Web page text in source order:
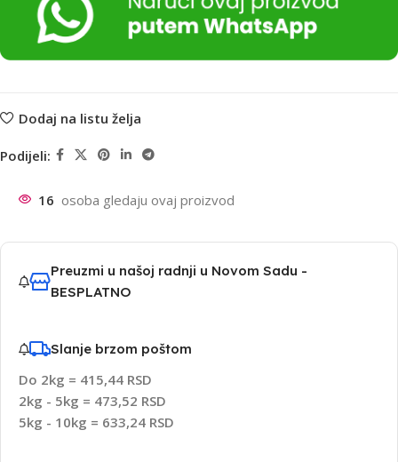
Dodaj na listu želja
Podijeli:
16 osoba gledaju ovaj proizvod
Preuzmi u našoj radnji u Novom Sadu -
BESPLATNO
Slanje brzom poštom
Do 2kg = 415,44 RSD
2kg - 5kg = 473,52 RSD
5kg - 10kg = 633,24 RSD